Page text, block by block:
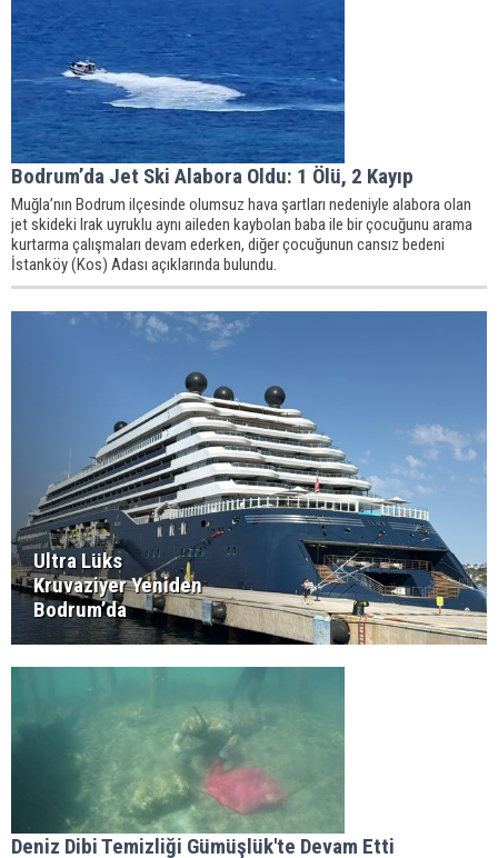
Bodrum’da Jet Ski Alabora Oldu: 1 Ölü, 2 Kayıp
Muğla’nın Bodrum ilçesinde olumsuz hava şartları nedeniyle alabora olan
jet skideki Irak uyruklu aynı aileden kaybolan baba ile bir çocuğunu arama
kurtarma çalışmaları devam ederken, diğer çocuğunun cansız bedeni
İstanköy (Kos) Adası açıklarında bulundu.
Ultra Lüks
Kruvaziyer Yeniden
Bodrum’da
Deniz Dibi Temizliği Gümüşlük'te Devam Etti